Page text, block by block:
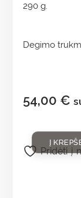
290 g.
Degimo
54,00 €
Į
Pridėti į